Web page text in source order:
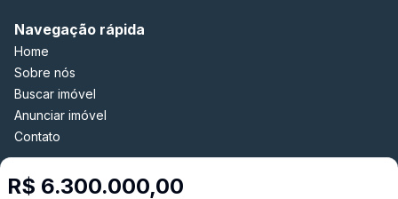
R$ 6.300.000,00
Navegação rápida
Home
Sobre nós
Buscar imóvel
Anunciar imóvel
Contato